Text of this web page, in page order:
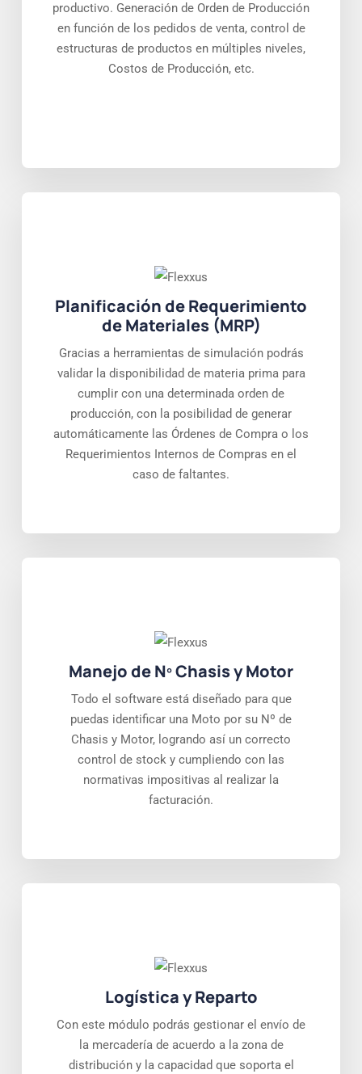
productivo. Generación de Orden de Producción
en función de los pedidos de venta, control de
estructuras de productos en múltiples niveles,
Costos de Producción, etc.
Planificación de Requerimiento
de Materiales (MRP)
Gracias a herramientas de simulación podrás
validar la disponibilidad de materia prima para
cumplir con una determinada orden de
producción, con la posibilidad de generar
automáticamente las Órdenes de Compra o los
Requerimientos Internos de Compras en el
caso de faltantes.
Manejo de Nº Chasis y Motor
Todo el software está diseñado para que
puedas identificar una Moto por su Nº de
Chasis y Motor, logrando así un correcto
control de stock y cumpliendo con las
normativas impositivas al realizar la
facturación.
Logística y Reparto
Con este módulo podrás gestionar el envío de
la mercadería de acuerdo a la zona de
distribución y la capacidad que soporta el